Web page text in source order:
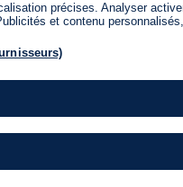
précises. Analyser
et contenu